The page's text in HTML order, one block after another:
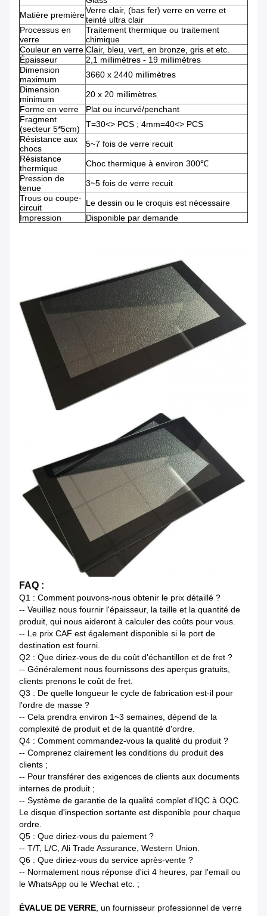
Matière premièreVerre clair, (bas fer) verre en verre et
teinté ultra clair
Processus en
verre
Traitement thermique ou traitement
chimique
Couleur en verre Clair, bleu, vert, en bronze, gris et etc.
Épaisseur
2,1 millimètres - 19 millimètres
Dimension
maximum
3660 x 2440 millimètres
Dimension
minimum
20 x 20 millimètres
Forme en verre
Plat ou incurvé/penchant
Fragment
(secteur 5*5cm)
T=30<> PCS ; 4mm=40<> PCS
Résistance aux
chocs
5~7 fois de verre recuit
Résistance
thermique
Choc thermique à environ 300℃
Pression de
tenue
3~5 fois de verre recuit
Trous ou coupe-
circuit
Le dessin ou le croquis est nécessaire
Impression
Disponible par demande
FAQ :
Q1 : Comment pouvons-nous obtenir le prix détaillé ?
-- Veuillez nous fournir l'épaisseur, la taille et la quantité de
produit, qui nous aideront à calculer des coûts pour vous.
-- Le prix CAF est également disponible si le port de
destination est fourni.
Q2 : Que diriez-vous de du coût d'échantillon et de fret ?
-- Généralement nous fournissons des aperçus gratuits,
clients prenons le coût de fret.
Q3 : De quelle longueur le cycle de fabrication est-il pour
l'ordre de masse ?
-- Cela prendra environ 1~3 semaines, dépend de la
complexité de produit et de la quantité d'ordre.
Q4 : Comment commandez-vous la qualité du produit ?
-- Comprenez clairement les conditions du produit des
clients ;
-- Pour transférer des exigences de clients aux documents
internes de produit ;
-- Système de garantie de la qualité complet d'IQC à OQC.
Le disque d'inspection sortante est disponible pour chaque
ordre.
Q5 : Que diriez-vous du paiement ?
-- T/T, L/C, Ali Trade Assurance, Western Union.
Q6 : Que diriez-vous du service après-vente ?
-- Normalement nous réponse d'ici 4 heures, par l'email ou
le WhatsApp ou le Wechat etc. ;
ÉVALUE DE VERRE, un fournisseur professionnel de verre